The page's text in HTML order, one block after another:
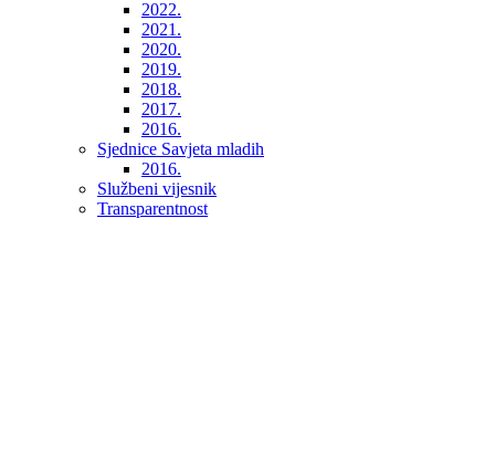
2022.
2021.
2020.
2019.
2018.
2017.
2016.
Sjednice Savjeta mladih
2016.
Službeni vijesnik
Transparentnost